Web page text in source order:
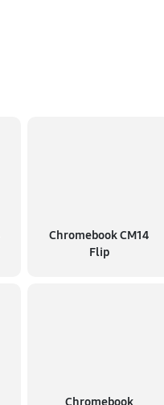
Chromebook CM14
Flip
Chromebook